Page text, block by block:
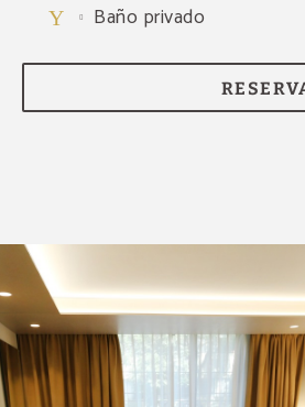
Baño privado
nuestras ofertas especiales.
por reservar con antelación y otras